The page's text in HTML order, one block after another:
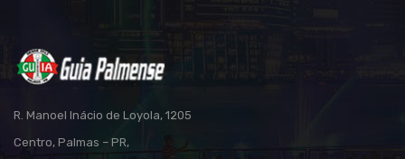
R. Manoel Inácio de Loyola, 1205
Centro, Palmas – PR,